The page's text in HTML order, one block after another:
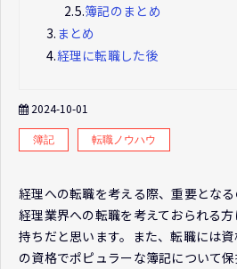
2.5.簿記のまとめ
3. まとめ
4.経理に転職した後
2024-10-01
簿記 転職ノウハウ
経理への転職を考える際、重要とな
経理業界への転職を考えておられる
持ちだと思います。また、転職には
の資格でポピュラーな簿記について